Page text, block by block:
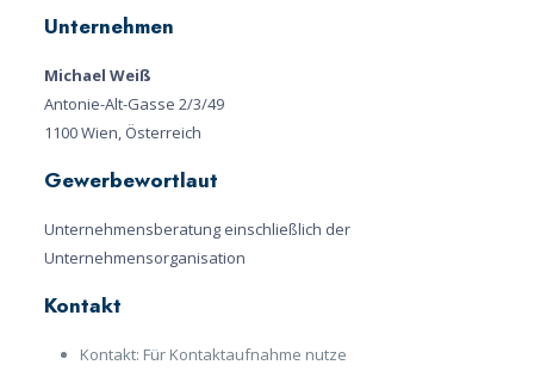
Unternehmen
Michael Weiß
Antonie-Alt-Gasse 2/3/49
1100 Wien, Österreich
Gewerbewortlaut
Unternehmensberatung einschließlich der
Unternehmensorganisation
Kontakt
Kontakt: Für Kontaktaufnahme nutze